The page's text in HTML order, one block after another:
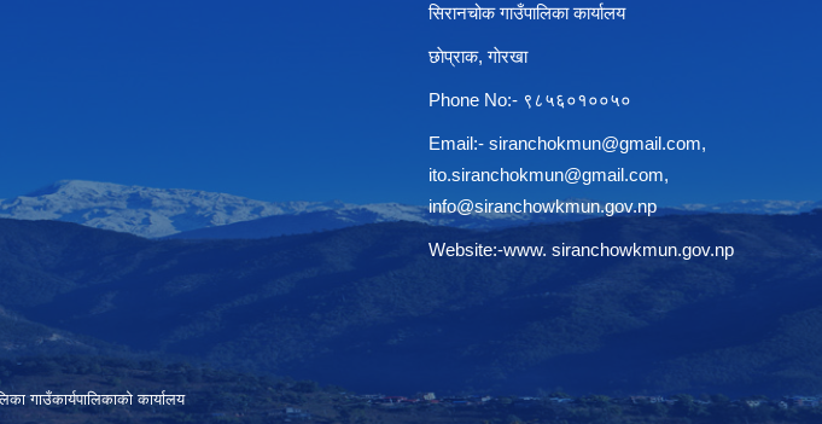
सिरानचोक गाउँपालिका कार्यालय
छाेप्राक, गाेरखा
Phone No:- ९८५६०१००५०
Email:- siranchokmun@gmail.com,
ito.siranchokmun@gmail.com,
info@siranchowkmun.gov.np
Website:-www. siranchowkmun.gov.np
गाउँकार्यपालिकाको कार्यालय